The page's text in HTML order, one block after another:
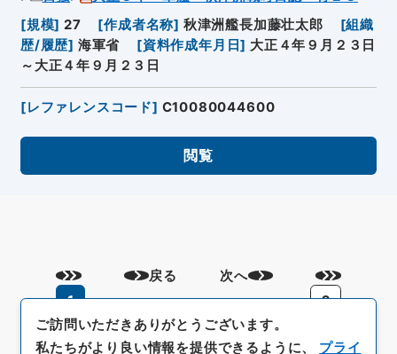
[規模] 27 [作成者名称] 秋津洲艦長加藤壮太郎 [組織
歴/履歴] 海軍省 [資料作成年月日] 大正４年９月２３日
～大正４年９月２３日
[レファレンスコード] C10080044600
閲覧
戻る
1
2
次へ
ご訪問いただきありがとうございます。
私たちがより良い情報を提供できるように、 プライ